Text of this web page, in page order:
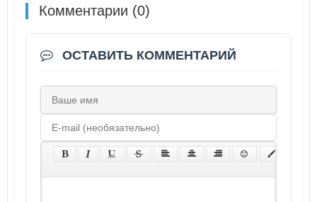
Комментарии (0)
ОСТАВИТЬ КОММЕНТАРИЙ